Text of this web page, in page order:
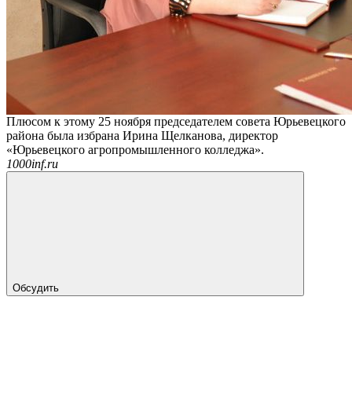
Плюсом к этому 25 ноября председателем совета Юрьевецкого
района была избрана Ирина Щелканова, директор
«Юрьевецкого агропромышленного колледжа».
1000inf.ru
Обсудить